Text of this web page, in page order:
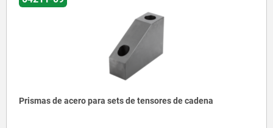
Prismas de acero para sets de tensores de cadena